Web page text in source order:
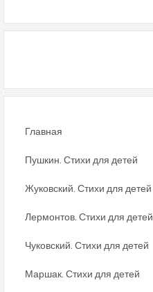
Главная
Пушкин. Стихи для детей
Жуковский. Стихи для детей
Лермонтов. Стихи для детей
Чуковский. Стихи для детей
Маршак. Стихи для детей